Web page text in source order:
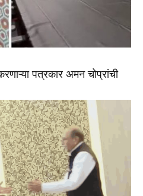
पत्रकार अमन चोप्रांची